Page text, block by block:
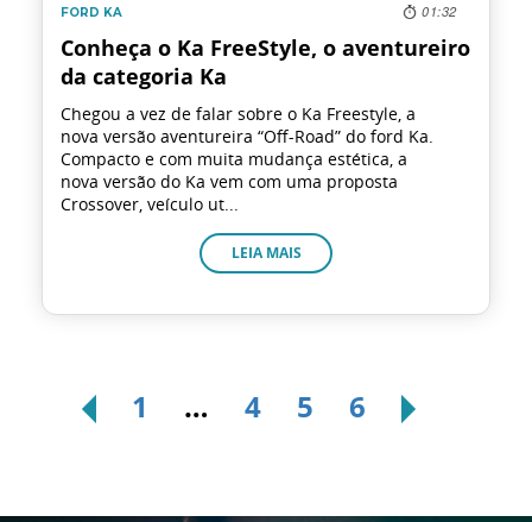
FORD KA
Conheça o Ka FreeStyle, o aventureiro
da categoria Ka
Chegou a vez de falar sobre o Ka Freestyle, a
nova versão aventureira “Off-Road” do ford Ka.
Compacto e com muita mudança estética, a
nova versão do Ka vem com uma proposta
Crossover, veículo ut...
01:32
LEIA MAIS
1 … 4 5 6